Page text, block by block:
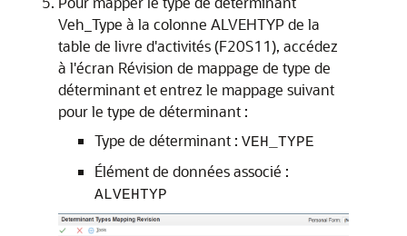
Veh_Type à la colonne ALVEHTYP de la
table de livre d'activités (F20S11), accédez
à l'écran Révision de mappage de type de
déterminant et entrez le mappage suivant
pour le type de déterminant :
Type de déterminant : VEH_TYPE
Élément de données associé :
ALVEHTYP